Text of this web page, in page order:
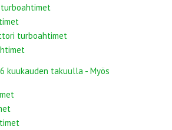
turboahtimet
turboahtimet
kuukauden takuulla - Myös